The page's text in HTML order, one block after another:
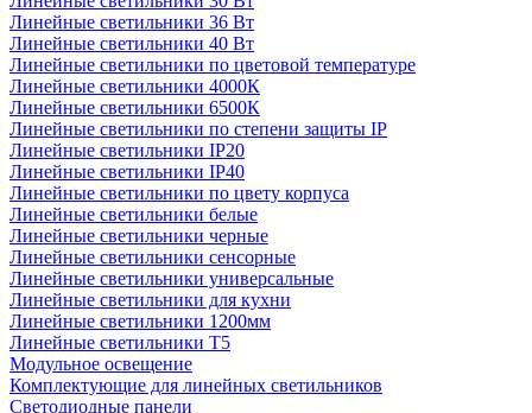
Линейные светильники 36 Вт
Линейные светильники 40 Вт
Линейные светильники по цветовой температуре
Линейные светильники 4000К
Линейные светильники 6500К
Линейные светильники по степени защиты IP
Линейные светильники IP20
Линейные светильники IP40
Линейные светильники по цвету корпуса
Линейные светильники белые
Линейные светильники черные
Линейные светильники сенсорные
Линейные светильники универсальные
Линейные светильники для кухни
Линейные светильники 1200мм
Линейные светильники Т5
Модульное освещение
Комплектующие для линейных светильников
Светодиодные панели